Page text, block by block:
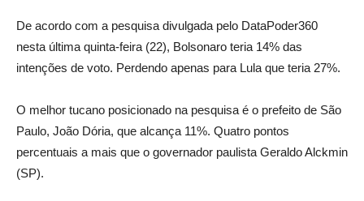
De acordo com a pesquisa divulgada pelo DataPoder360
nesta última quinta-feira (22), Bolsonaro teria 14% das
intenções de voto. Perdendo apenas para Lula que teria 27%.
O melhor tucano posicionado na pesquisa é o prefeito de São
Paulo, João Dória, que alcança 11%. Quatro pontos
percentuais a mais que o governador paulista Geraldo Alckmin
(SP).